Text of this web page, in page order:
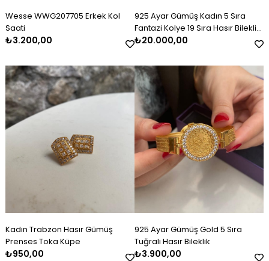
Wesse WWG207705 Erkek Kol
Saati
₺3.200,00
925 Ayar Gümüş Kadın 5 Sıra
Fantazi Kolye 19 Sıra Hasır Bileklik
Set Takım
₺20.000,00
Kadın Trabzon Hasır Gümüş
Prenses Toka Küpe
₺950,00
925 Ayar Gümüş Gold 5 Sıra
Tuğralı Hasır Bileklik
₺3.900,00